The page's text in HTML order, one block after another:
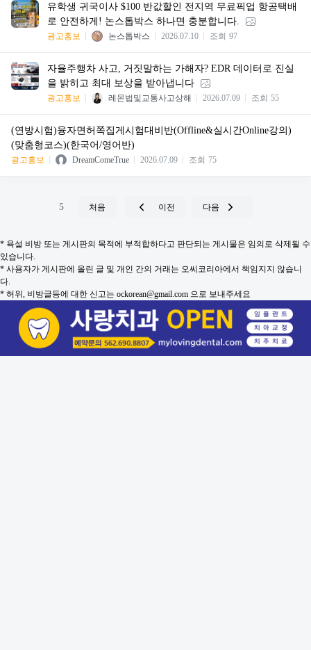
유학생 귀국이사 $100 반값할인 전지역 무료픽업 항공택배
로 안전하게! 논스톱박스 하나면 충분합니다.
광고홍보 논스톱박스 2026.07.10 조회 97
자율주행차 사고, 거짓말하는 가해자? EDR 데이터로 진실
을 밝히고 최대 보상을 받아냅니다
광고홍보 레몬법및교통사고상해 2026.07.09 조회 55
(연방시험)융자면허쪽집게시험대비반(Offline&실시간Online강의)
(맞춤형코스)(한국어/영어반)
광고홍보 DreamComeTrue 2026.07.09 조회 75
5 처음 이전 다음
* 욕설 비방 또는 게시판의 목적에 부적합하다고 판단되는 게시물은 임의로 삭제될 수
있습니다.
* 사용자가 게시판에 올린 글 및 개인 간의 거래는 오씨코리아에서 책임지지 않습니
다.
* 허위, 비방글등에 대한 신고는 ockorean@gmail.com 으로 보내주세요